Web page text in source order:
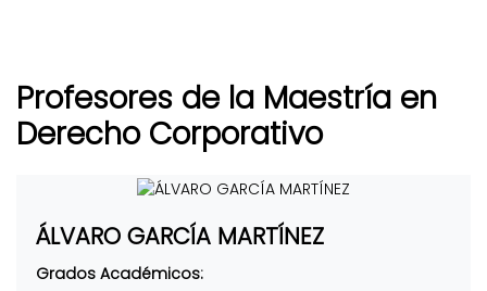
Profesores de la Maestría en
Derecho Corporativo
ÁLVARO GARCÍA MARTÍNEZ
Grados Académicos: